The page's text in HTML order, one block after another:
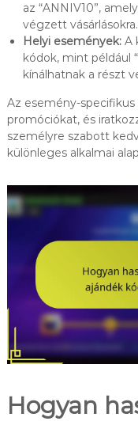
az “ANNIV10”,
végzett vásárlásokra.
Helyi események:A
kódok, mint például
kínálhatnak a részt
Az esemény-specifikus
promóciókat, és
személyre szabott
különleges alkalmai
Hogyan